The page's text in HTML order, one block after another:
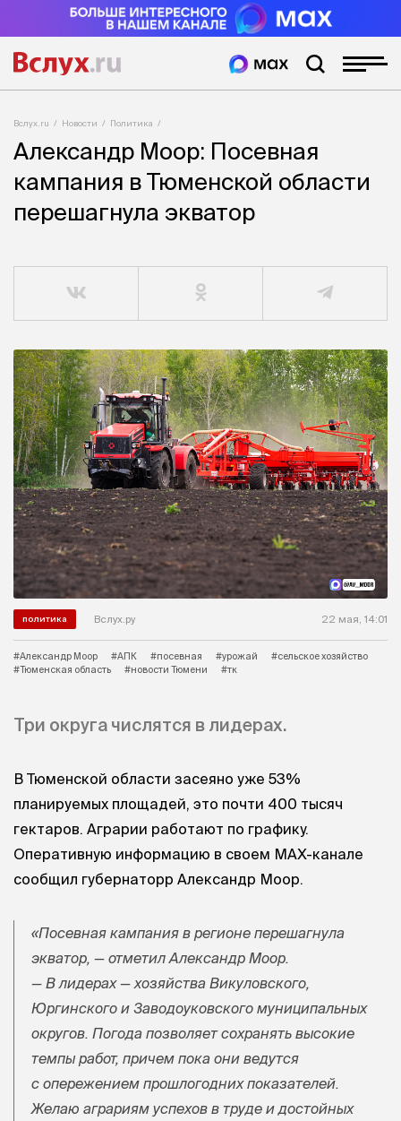
Вслух.ru Новости Политика
Александр Моор: Посевная
кампания в Тюменской области
перешагнула экватор
политика Вслух.ру 22 мая, 14:01
#Александр Моор #АПК #посевная #урожай
#сельское хозяйство
#Тюменская область
#новости Тюмени #тк
Три округа числятся в лидерах.
В Тюменской области засеяно уже 53%
планируемых площадей, это почти 400 тысяч
гектаров. Аграрии работают по графику.
Оперативную информацию в своем МАХ-канале
сообщил губернаторр Александр Моор.
«Посевная кампания в регионе перешагнула
экватор, — отметил Александр Моор.
— В лидерах — хозяйства Викуловского,
Юргинского и Заводоуковского муниципальных
округов. Погода позволяет сохранять высокие
темпы работ, причем пока они ведутся
с опережением прошлогодних показателей.
Желаю аграриям успехов в труде и достойных